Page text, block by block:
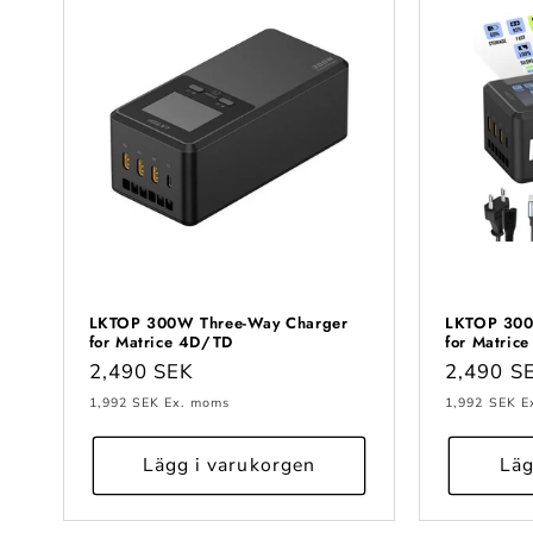
LKTOP 300W Three-Way Charger
for Matrice 4D/TD
Ordinarie
pris
2,490 SEK
1,992 SEK Ex. moms
Lägg i varukorgen
LKTOP
for
pris
2,490
1,992 SEK